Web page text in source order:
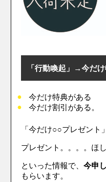
「行動喚起」→今だけ
今だけ特典がある
今だけ割引がある。
「今だけ○○プレゼント」
プレゼント。。。。ほ
といった情報で、今申
もらいます。